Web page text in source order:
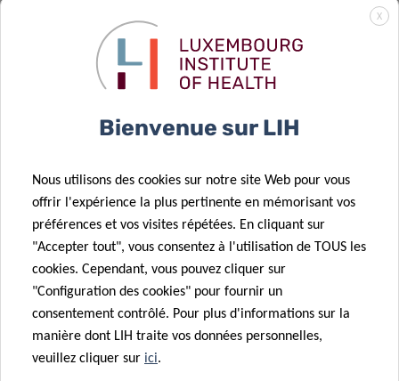
[Article series]
The experts
behind
Covid-19 fight
08 Mai 2020
FNR COVID-19
results
First results
of the CON-
VINCE study
Fighting
Autoimmunity
and Cancer:
Nutritional
Key
04 Mai 2020
The Grand-
Ducal couple
X
Bienvenue sur LIH
Nous utilisons des cookies sur notre site Web pour vous
offrir l'expérience la plus pertinente en mémorisant vos
préférences et vos visites répétées. En cliquant sur
"Accepter tout", vous consentez à l'utilisation de TOUS les
cookies. Cependant, vous pouvez cliquer sur
"Configuration des cookies" pour fournir un
consentement contrôlé. Pour plus d'informations sur la
manière dont LIH traite vos données personnelles,
veuillez cliquer sur ici.